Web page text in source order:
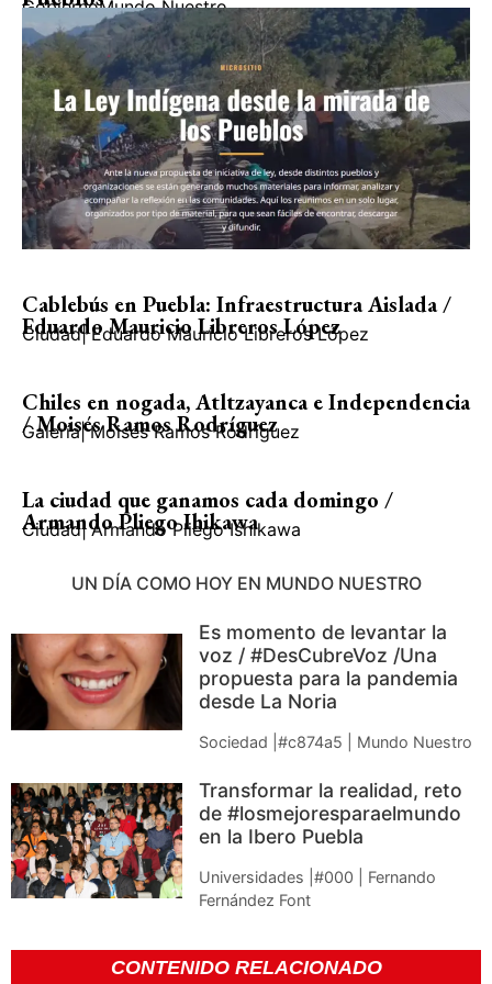
GobiernoMundo Nuestro
Cablebús en Puebla: Infraestructura Aislada /
Eduardo Mauricio Libreros López
Ciudad| Eduardo Mauricio Libreros López
Chiles en nogada, Atltzayanca e Independencia
/ Moisés Ramos Rodríguez
Galería| Moisés Ramos Rodríguez
La ciudad que ganamos cada domingo /
Armando Pliego Ihikawa
Ciudad| Armando Pliego Ishikawa
UN DÍA COMO HOY EN MUNDO NUESTRO
Es momento de levantar la
voz / #DesCubreVoz /Una
propuesta para la pandemia
desde La Noria
Sociedad |#c874a5 | Mundo Nuestro
Transformar la realidad, reto
de #losmejoresparaelmundo
en la Ibero Puebla
Universidades |#000 | Fernando
Fernández Font
CONTENIDO RELACIONADO